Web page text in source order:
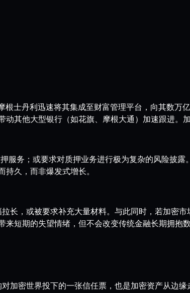
士丹利迅速将其集成至财富管理平台，向其数万
其他大型银行（如花旗、摩根大通）加速跟进。
务；或要求对质押业务进行极为复杂的风险披
久，而非爆发式增长。
长，或被要求补充大量材料。与此同时，若加密
短期的失望情绪，但不会改变传统金融长期拥抱
加密世界投下的一张信任票，也是加密资产从边